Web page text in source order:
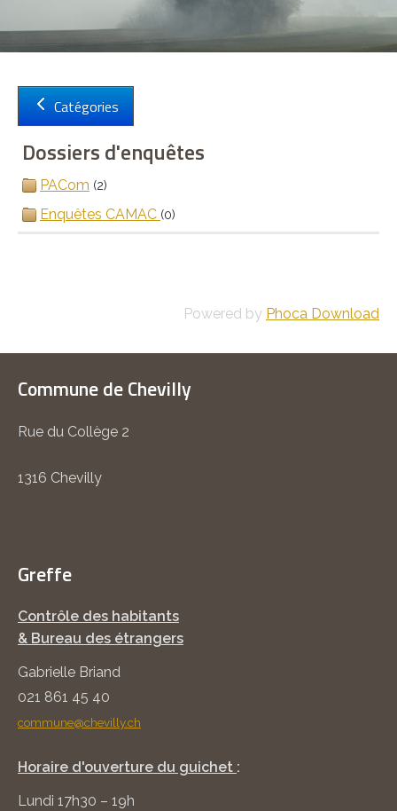
Catégories
Dossiers d'enquêtes
PACom (2)
Enquêtes CAMAC (0)
Powered by Phoca Download
Commune de Chevilly
Rue du Collège 2
1316 Chevilly
Greffe
Contrôle des habitants
& Bureau des étrangers
Gabrielle Briand
021 861 45 40
commune@chevilly.ch
Horaire d'ouverture du guichet :
Lundi 17h30 – 19h
Sign in with a passkey